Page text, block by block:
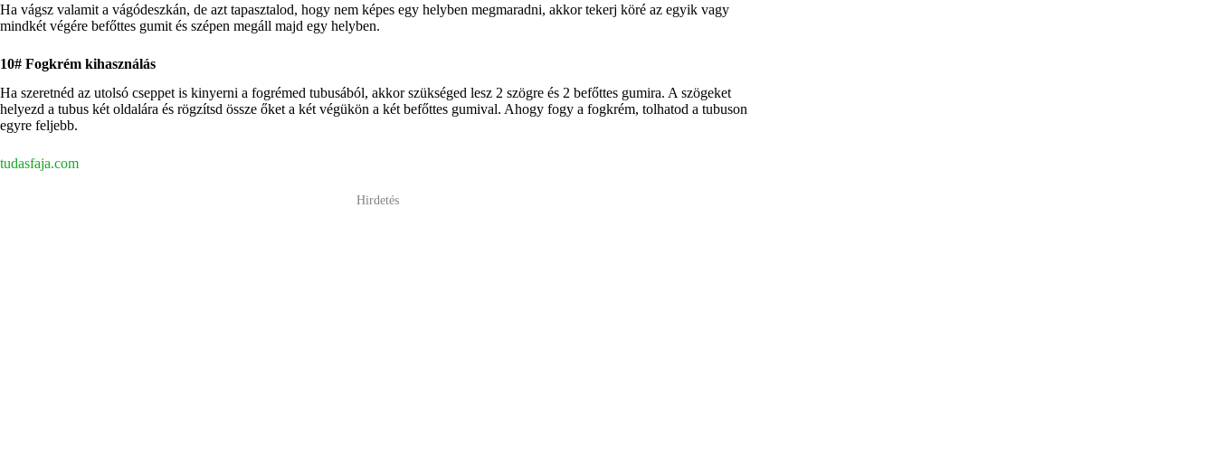
Ha vágsz valamit a vágódeszkán, de azt tapasztalod, hogy nem képes egy helyben megmaradni, akkor tekerj köré az egyik vagy
mindkét végére befőttes gumit és szépen megáll majd egy helyben.
10# Fogkrém kihasználás
Ha szeretnéd az utolsó cseppet is kinyerni a fogrémed tubusából, akkor szükséged lesz 2 szögre és 2 befőttes gumira. A szögeket
helyezd a tubus két oldalára és rögzítsd össze őket a két végükön a két befőttes gumival. Ahogy fogy a fogkrém, tolhatod a tubuson
egyre feljebb.
tudasfaja.com
Hirdetés